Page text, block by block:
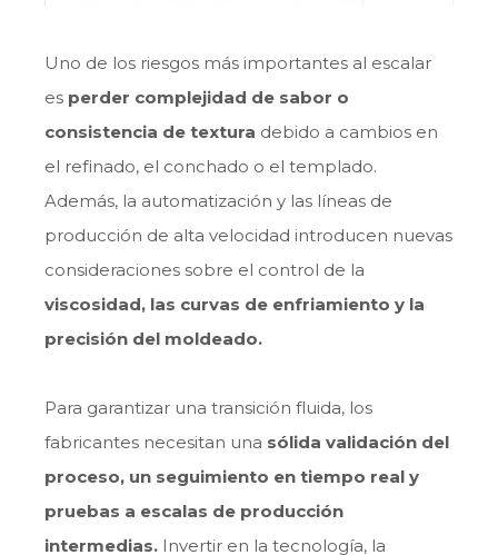
Uno de los riesgos más importantes al escalar
es perder complejidad de sabor o
consistencia de textura debido a cambios en
el refinado, el conchado o el templado.
Además, la automatización y las líneas de
producción de alta velocidad introducen nuevas
consideraciones sobre el control de la
viscosidad, las curvas de enfriamiento y la
precisión del moldeado.
Para garantizar una transición fluida, los
fabricantes necesitan una sólida validación del
proceso, un seguimiento en tiempo real y
pruebas a escalas de producción
intermedias. Invertir en la tecnología, la